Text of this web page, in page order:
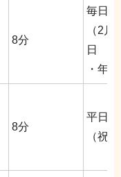
8分
毎日
（2
日
・年
8分
平日
（祝